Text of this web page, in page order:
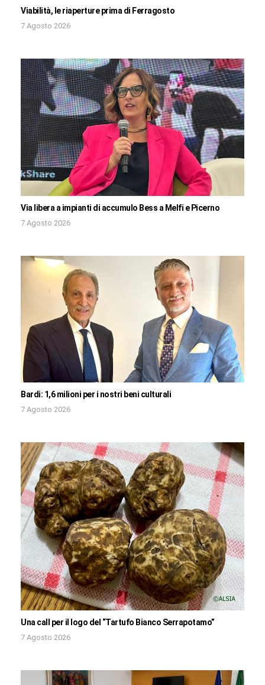
Viabilità, le riaperture prima di Ferragosto
7 Agosto 2026
Via libera a impianti di accumulo Bess a Melfi e Picerno
7 Agosto 2026
Bardi: 1,6 milioni per i nostri beni culturali
7 Agosto 2026
Una call per il logo del “Tartufo Bianco Serrapotamo”
7 Agosto 2026